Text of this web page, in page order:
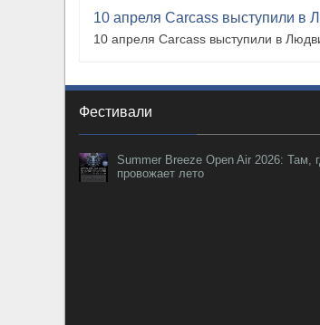
10 апреля Carcass выступили в
10 апреля Carcass выступили в
Фестивали
Summer Breeze Open Air 2026: Там,
провожает лето